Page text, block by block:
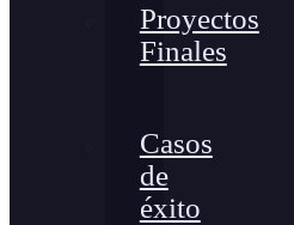
Proyectos
Finales
Casos
de
éxito